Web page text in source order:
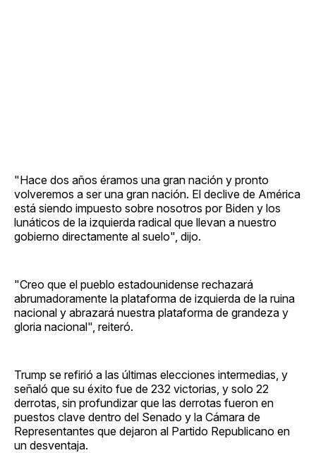
"Hace dos años éramos una gran nación y pronto
volveremos a ser una gran nación. El declive de América
está siendo impuesto sobre nosotros por Biden y los
lunáticos de la izquierda radical que llevan a nuestro
gobierno directamente al suelo", dijo.
"Creo que el pueblo estadounidense rechazará
abrumadoramente la plataforma de izquierda de la ruina
nacional y abrazará nuestra plataforma de grandeza y
gloria nacional", reiteró.
Trump se refirió a las últimas elecciones intermedias, y
señaló que su éxito fue de 232 victorias, y solo 22
derrotas, sin profundizar que las derrotas fueron en
puestos clave dentro del Senado y la Cámara de
Representantes que dejaron al Partido Republicano en
un desventaja.